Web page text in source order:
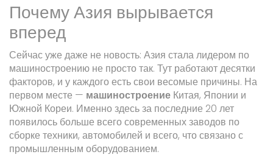
Почему Азия вырывается
вперед
Сейчас уже даже не новость: Азия стала лидером по
машиностроению не просто так. Тут работают десятки
факторов, и у каждого есть свои весомые причины. На
первом месте — машиностроение Китая, Японии и
Южной Кореи. Именно здесь за последние 20 лет
появилось больше всего современных заводов по
сборке техники, автомобилей и всего, что связано с
промышленным оборудованием.